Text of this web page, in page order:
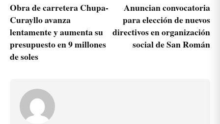
Obra de carretera Chupa-
Curayllo avanza
lentamente y aumenta su
presupuesto en 9 millones
de soles
Anuncian convocatoria
para elección de nuevos
directivos en organización
social de San Román